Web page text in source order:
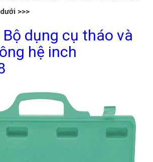
>>>
Bộ dụng cụ tháo và
hệ inch